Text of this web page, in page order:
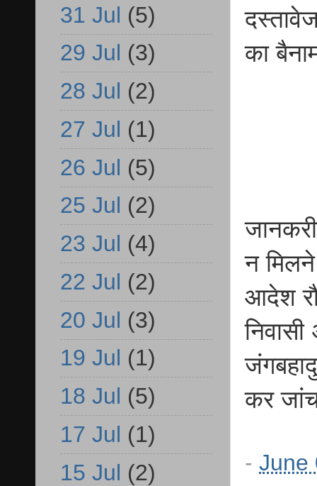
का
न
आदेश
निवासी
कर
- June
31 Jul (5)
29 Jul (3)
28 Jul (2)
27 Jul (1)
26 Jul (5)
25 Jul (2)
23 Jul (4)
22 Jul (2)
20 Jul (3)
19 Jul (1)
18 Jul (5)
17 Jul (1)
15 Jul (2)